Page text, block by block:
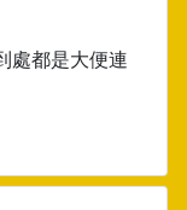
處都是大便連